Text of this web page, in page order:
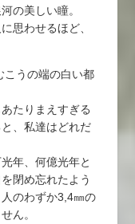
の美しい瞳。
思わせるほど、
こうの端の白い都
たりまえすぎる
、私達はどれだ
年、何億光年と
閉め忘れたよう
のわずか3,4㎜の
ん。